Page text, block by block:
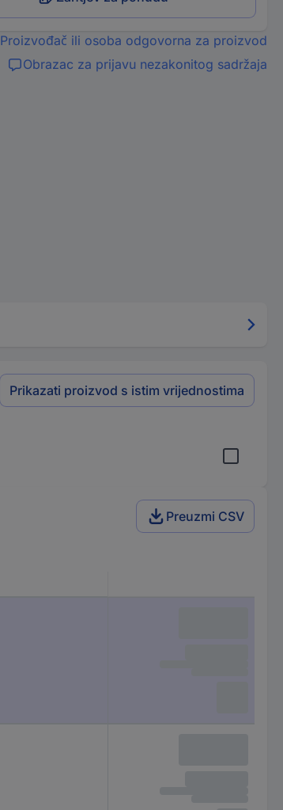
Proizvođač ili osoba odgovorna za proizvod
Obrazac za prijavu nezakonitog sadržaja
Prikazati proizvod s istim vrijednostima
Preuzmi CSV